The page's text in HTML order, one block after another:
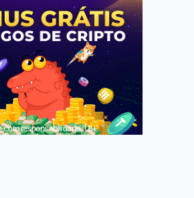
com responsabilidade. 18+